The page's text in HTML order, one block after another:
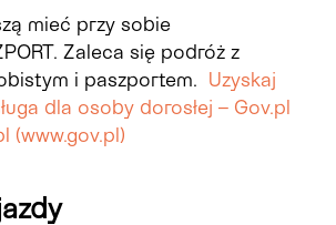
mieć przy sobie
. Zaleca się podróż z
i paszportem. Uzyskaj
dla osoby dorosłej – Gov.pl
(www.gov.pl)